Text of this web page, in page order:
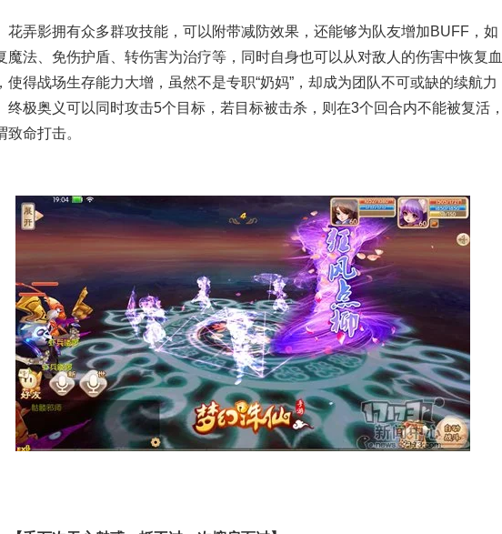
花弄影拥有众多群攻技能，可以附带减防效果，还能够为队友增加BUFF，如
魔法、免伤护盾、转伤害为治疗等，同时自身也可以从对敌人的伤害中恢复血
使得战场生存能力大增，虽然不是专职“奶妈”，却成为团队不可或缺的续航力
终极奥义可以同时攻击5个目标，若目标被击杀，则在3个回合内不能被复活，
致命打击。